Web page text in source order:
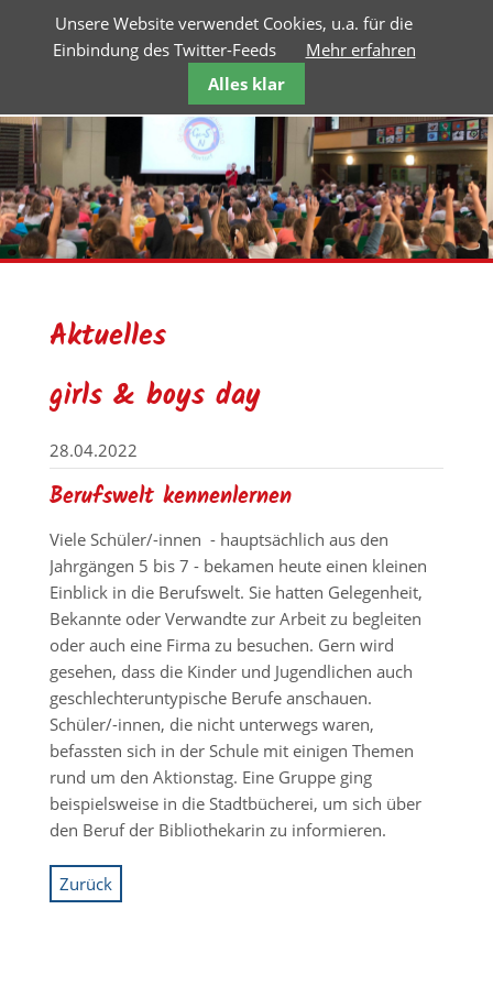
Aktuelles
girls & boys day
28.04.2022
Berufswelt kennenlernen
Viele Schüler/-innen - hauptsächlich aus den
Jahrgängen 5 bis 7 - bekamen heute einen kleinen
Einblick in die Berufswelt. Sie hatten Gelegenheit,
Bekannte oder Verwandte zur Arbeit zu begleiten
oder auch eine Firma zu besuchen. Gern wird
gesehen, dass die Kinder und Jugendlichen auch
geschlechteruntypische Berufe anschauen.
Schüler/-innen, die nicht unterwegs waren,
befassten sich in der Schule mit einigen Themen
rund um den Aktionstag. Eine Gruppe ging
beispielsweise in die Stadtbücherei, um sich über
den Beruf der Bibliothekarin zu informieren.
Zurück
Unsere Website verwendet Cookies, u.a. für die
Einbindung des Twitter-Feeds
Mehr erfahren
Alles klar